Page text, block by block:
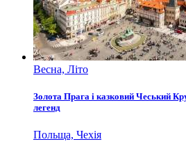
Весна, Літо
Золота Прага і казковий Чеський
легенд
Польща, Чехія